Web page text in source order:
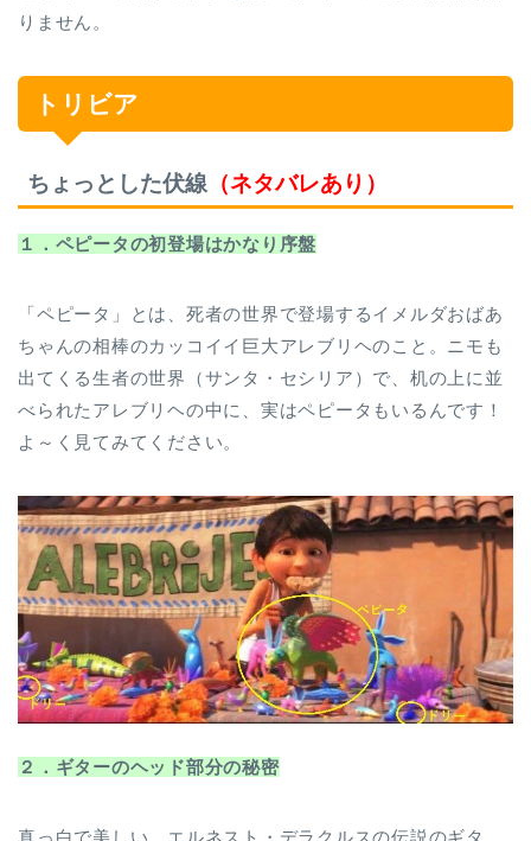
りません。
トリビア
ちょっとした伏線 （ネタバレあり）
１．ペピータの初登場はかなり序盤
「ペピータ」とは、死者の世界で登場するイメルダおばあ
ちゃんの相棒のカッコイイ巨大アレブリヘのこと。ニモも
出てくる生者の世界（サンタ・セシリア）で、机の上に並
べられたアレブリヘの中に、実はペピータもいるんです！
よ～く見てみてください。
２．ギターのヘッド部分の秘密